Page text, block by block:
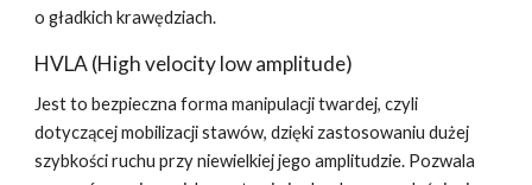
o gładkich krawędziach.
HVLA (High velocity low amplitude)
Jest to bezpieczna forma manipulacji twardej, czyli
dotyczącej mobilizacji stawów, dzięki zastosowaniu dużej
szybkości ruchu przy niewielkiej jego amplitudzie. Pozwala